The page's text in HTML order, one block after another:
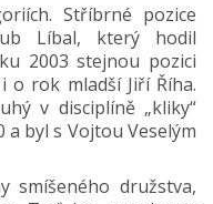
Stříbrné pozice
Líbal, který hodil
2003 stejnou pozici
o rok mladší Jiří Říha.
v disciplíně „kliky“
byl s Vojtou Veselým
smíšeného družstva,